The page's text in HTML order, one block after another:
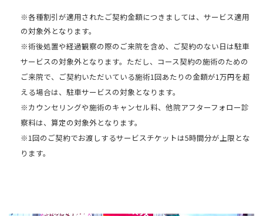
※各種割引が適用されたご契約金額につきましては、サービス適用
の対象外となります。
※術後処置や経過観察の際のご来院を含め、ご契約のない日は駐車
サービスの対象外となります。ただし、コース契約の施術のための
ご来院で、ご契約いただいている施術1回あたりの金額が1万円を超
える場合は、駐車サービスの対象となります。
※カウンセリングや施術のキャンセル料、他院アフターフォロー診
察料は、算定の対象外となります。
※1回のご契約でお渡しするサービスチケットは5時間分が上限とな
ります。